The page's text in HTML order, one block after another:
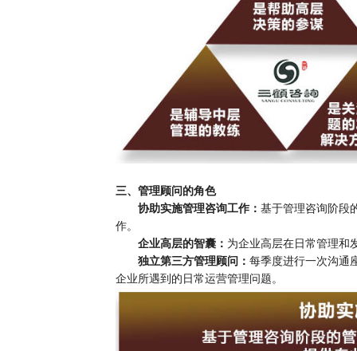
三、管理顾问的角色
协助实施管理咨询工作： 基于管理咨询阶段
作。
企业高层的智囊： 为企业高层在日常管理和
独立第三方管理顾问： 每季度进行一次沟通
企业所遇到的日常运营管理问题。